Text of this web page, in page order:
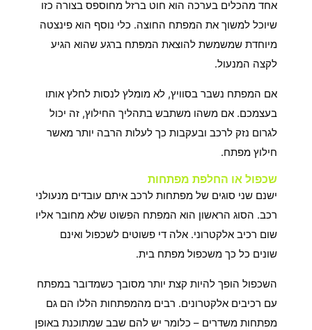
אחד מהכלים בערכה הוא חוט ברזל מחוספס בצורה כזו
שיוכל למשוך את המפתח החוצה. כלי נוסף הוא פינצטה
מיוחדת שמשמשת להוצאת המפתח ברגע שהוא הגיע
לקצה המנעול.
אם המפתח נשבר בסוויץ, לא מומלץ לנסות לחלץ אותו
בעצמכם. אם משהו משתבש בתהליך החילוץ, זה יכול
לגרום נזק לרכב ובעקבות כך לעלות הרבה יותר מאשר
חילוץ מפתח.
שכפול או החלפת מפתחות
ישנם שני סוגים של מפתחות לרכב איתם עובדים מנעולני
רכב. הסוג הראשון הוא המפתח הפשוט שלא מחובר אליו
שום רכיב אלקטרוני. אלה די פשוטים לשכפול ואינם
שונים כל כך משכפול מפתח בית.
השכפול הופך להיות קצת יותר מסובך כשמדובר במפתח
עם רכיבים אלקטרונים. רבים מהמפתחות הללו הם גם
מפתחות משדרים – כלומר יש להם שבב שמתוכנת באופן